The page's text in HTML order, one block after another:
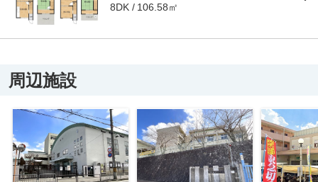
8DK 106.58㎡
周辺施設